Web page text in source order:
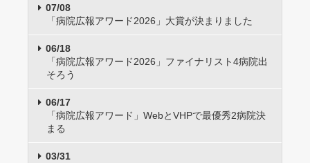
07/08
「病院広報アワード2026」大賞が決まりました
06/18
「病院広報アワード2026」ファイナリスト4病院出
そろう
06/17
「病院広報アワード」WebとVHPで最優秀2病院決
まる
03/31